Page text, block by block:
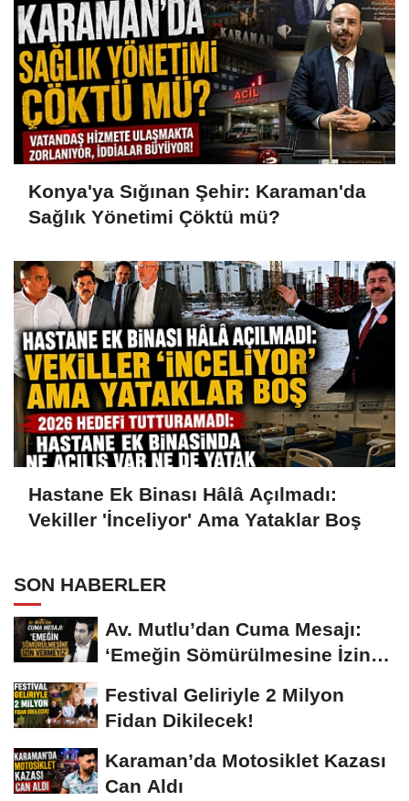
Konya'ya Sığınan Şehir: Karaman'da
Sağlık Yönetimi Çöktü mü?
Hastane Ek Binası Hâlâ Açılmadı:
Vekiller 'İnceliyor' Ama Yataklar Boş
SON HABERLER
Av. Mutlu’dan Cuma Mesajı:
‘Emeğin Sömürülmesine İzin
Festival Geliriyle 2 Milyon
Fidan Dikilecek!
Karaman’da Motosiklet Kazası
Can Aldı